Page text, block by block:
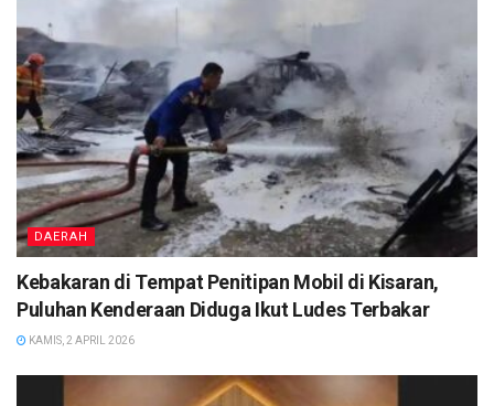
DAERAH
Kebakaran di Tempat Penitipan Mobil di Kisaran,
Puluhan Kenderaan Diduga Ikut Ludes Terbakar
KAMIS, 2 APRIL 2026